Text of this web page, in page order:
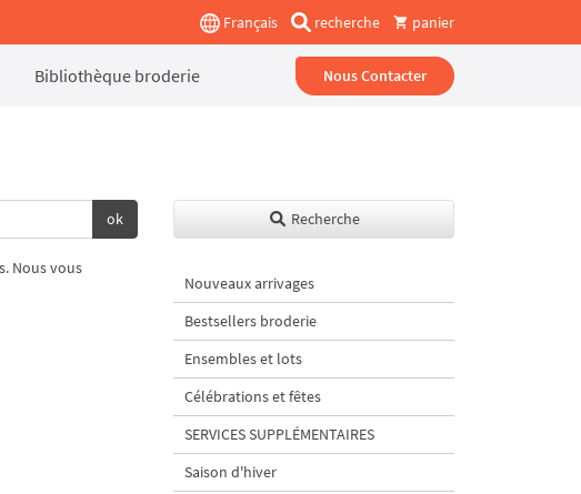
Français recherche panier
Bibliothèque broderie Nous Contacter
ok
Nous vous
Recherche
Nouveaux arrivages
Bestsellers broderie
Ensembles et lots
Célébrations et fêtes
SERVICES SUPPLÉMENTAIRES
Saison d'hiver